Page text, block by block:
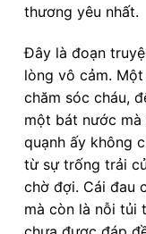
thương yêu nhất.
Đây là đoạn
lòng vô cảm.
chăm sóc cháu,
một bát nước
quạnh ấy không
từ sự trống trải
chờ đợi. Cái đau
mà còn là nỗi tủi